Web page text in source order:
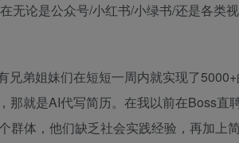
无论是公众号/小红书/小绿书/还是各类
弟姐妹们在短短一周内就实现了
那就是AI代写简历。在我以前在Boss直
群体，他们缺乏社会实践经验，再加上